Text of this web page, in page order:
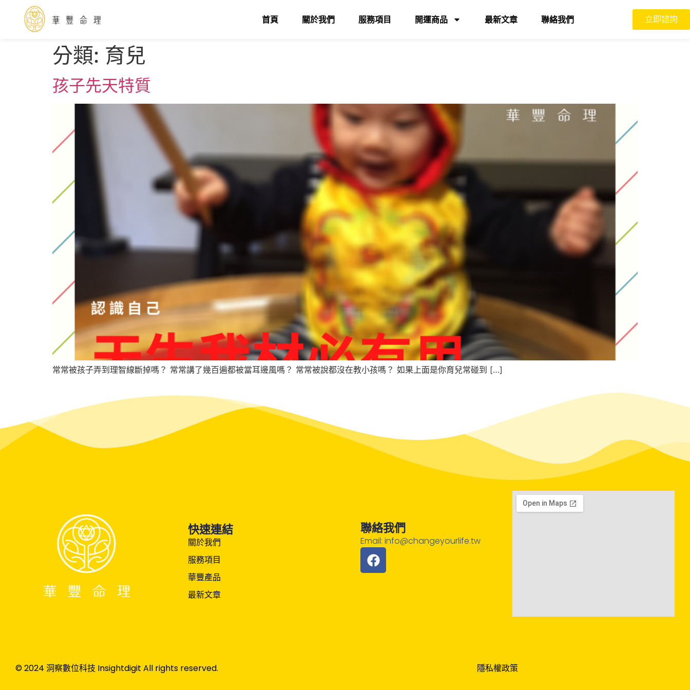
首頁 關於我們 服務項目 開運商品 最新文章 聯絡我們 立即諮詢
分類: 育兒
孩子先天特質
常常被孩子弄到理智線斷掉嗎？ 常常講了幾百遍都被當耳邊風嗎？ 常常被說都沒在教小孩嗎？ 如果上面是你育兒常碰到 […]
快速連結
關於我們
服務項目
華豐產品
最新文章
聯絡我們
Email: info@changeyourlife.tw
© 2024 洞察數位科技 Insightdigit All rights reserved. 隱私權政策